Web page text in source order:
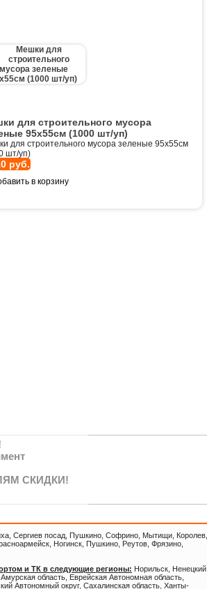
для строительного мусора
95х55см (1000 шт/уп)
для строительного мусора зеленые 95х55см
шт/уп)
руб.
СКИДКИ!
Сергиев посад, Пушкино, Софрино, Мытищи, Королев,
Ногинск, Пушкино, Реутов, Фрязино,
и ТК в следующие регионы: Норильск, Ненецкий
область, Еврейская Автономная область,
Автономный округ, Сахалинская область, Ханты-